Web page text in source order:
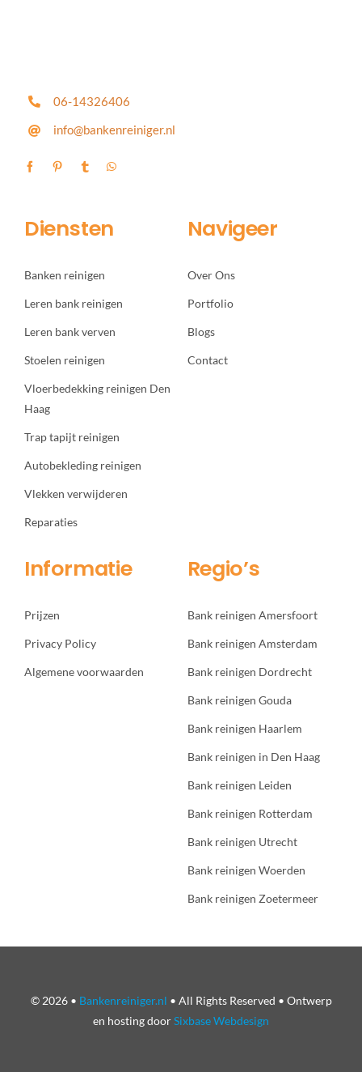
06-14326406
info@bankenreiniger.nl
Diensten
Banken reinigen
Leren bank reinigen
Leren bank verven
Stoelen reinigen
Vloerbedekking reinigen Den
Haag
Trap tapijt reinigen
Autobekleding reinigen
Vlekken verwijderen
Reparaties
Navigeer
Over Ons
Portfolio
Blogs
Contact
Informatie
Prijzen
Privacy Policy
Algemene voorwaarden
Regio’s
Bank reinigen Amersfoort
Bank reinigen Amsterdam
Bank reinigen Dordrecht
Bank reinigen Gouda
Bank reinigen Haarlem
Bank reinigen in Den Haag
Bank reinigen Leiden
Bank reinigen Rotterdam
Bank reinigen Utrecht
Bank reinigen Woerden
Bank reinigen Zoetermeer
© 2026 • Bankenreiniger.nl • All Rights Reserved • Ontwerp
en hosting doorSixbase Webdesign